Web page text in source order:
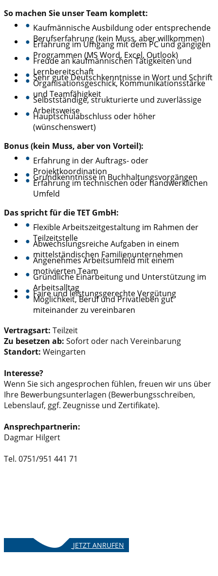
So machen Sie unser Team komplett:
● Kaufmännische Ausbildung oder entsprechende
Berufserfahrung (kein Muss, aber willkommen)
● Erfahrung im Umgang mit dem PC und gängigen
Programmen (MS Word, Excel, Outlook)
● Freude an kaufmännischen Tätigkeiten und
Lernbereitschaft
● Sehr gute Deutschkenntnisse in Wort und Schrift
● Organisationsgeschick, Kommunikationsstärke
und Teamfähigkeit
● Selbstständige, strukturierte und zuverlässige
Arbeitsweise
● Hauptschulabschluss oder höher
(wünschenswert)
Bonus (kein Muss, aber von Vorteil):
● Erfahrung in der Auftrags- oder
Projektkoordination
● Grundkenntnisse in Buchhaltungsvorgängen
● Erfahrung im technischen oder handwerklichen
Umfeld
Das spricht für die TET GmbH:
● Flexible Arbeitszeitgestaltung im Rahmen der
Teilzeitstelle
● Abwechslungsreiche Aufgaben in einem
mittelständischen Familienunternehmen
● Angenehmes Arbeitsumfeld mit einem
motivierten Team
● Gründliche Einarbeitung und Unterstützung im
Arbeitsalltag
● Faire und leistungsgerechte Vergütung
● Möglichkeit, Beruf und Privatleben gut
miteinander zu vereinbaren
Vertragsart: Teilzeit
Zu besetzen ab: Sofort oder nach Vereinbarung
Standort: Weingarten
Interesse?
Wenn Sie sich angesprochen fühlen, freuen wir uns über
Ihre Bewerbungsunterlagen (Bewerbungsschreiben,
Lebenslauf, ggf. Zeugnisse und Zertifikate).
Ansprechpartnerin:
Dagmar Hilgert
Tel. 0751/951 441 71
JETZT ANRUFEN